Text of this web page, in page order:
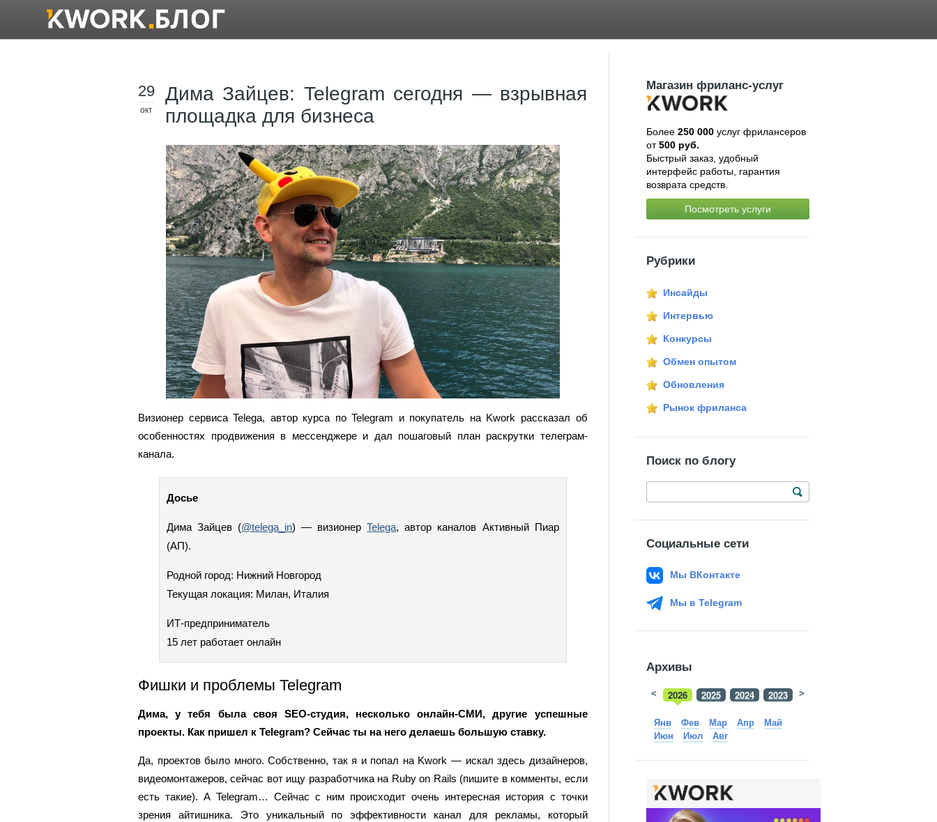
29
окт
Дима Зайцев: Telegram сегодня — взрывная
площадка для бизнеса
Визионер сервиса Telega, автор курса по Telegram и покупатель на Kwork рассказал об
особенностях продвижения в мессенджере и дал пошаговый план раскрутки телеграм-
канала.
Досье
Дима Зайцев (@telega_in) — визионерTelega, автор каналов Активный Пиар
(АП).
Родной город: Нижний Новгород
Текущая локация: Милан, Италия
ИТ-предприниматель
15 лет работает онлайн
Фишки и проблемы Telegram
Дима, у тебя была своя SEO-студия, несколько онлайн-СМИ, другие успешные
проекты. Как пришел к Telegram? Сейчас ты на него делаешь большую ставку.
Да, проектов было много. Собственно, так я и попал на Kwork — искал здесь дизайнеров,
видеомонтажеров, сейчас вот ищу разработчика на Ruby on Rails (пишите в комменты, если
есть такие). А Telegram… Сейчас с ним происходит очень интересная история с точки
зрения айтишника. Это уникальный по эффективности канал для рекламы, который
Магазин фриланс-услуг
Более 250 000услуг фрилансеров
от500 руб.
Быстрый заказ, удобный
интерфейс работы, гарантия
возврата средств.
Посмотреть услуги
Рубрики
Инсайды
Интервью
Конкурсы
Обмен опытом
Обновления
Рынок фриланса
Поиск по блогу
Социальные сети
Мы ВКонтакте
Мы в Telegram
Архивы
2026 2025 2024 2023 2022
< >
Янв Фев Мар Апр
Май
Июн
Июл Авг